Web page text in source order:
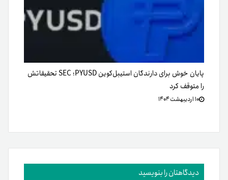
پایان خوش برای دارندگان استیبل‌کوین PYUSD؛ SEC تحقیقاتش
را متوقف کرد
۱۰ اردیبهشت ۱۴۰۴
دیدگاهتان را بنویسید